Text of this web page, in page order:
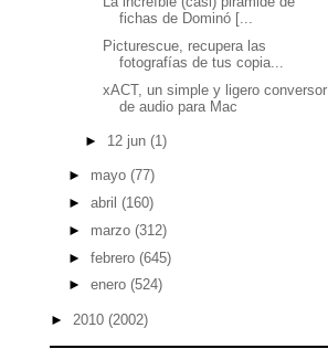
fichas de Dominó [...
Picturescue, recupera las
fotografías de tus copia...
xACT, un simple y ligero conversor
de audio para Mac
► 12 jun(1)
► mayo (77)
► abril (160)
► marzo (312)
► febrero (645)
► enero (524)
► 2010 (2002)